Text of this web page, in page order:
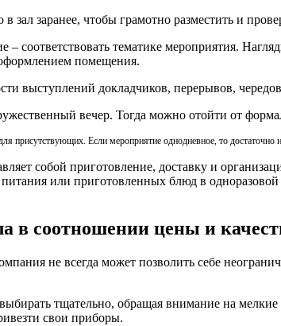
заранее, чтобы грамотно разместить и
соответствовать тематике мероприятия.
оформлением помещения.
выступлений докладчиков, перерывов,
вечер. Тогда можно отойти от
присутствующих. Если мероприятие однодневное, то
собой приготовление, доставку и
или приготовленных блюд в
в соотношении цены и
не всегда может позволить себе
тщательно, обращая внимание на
свои приборы.